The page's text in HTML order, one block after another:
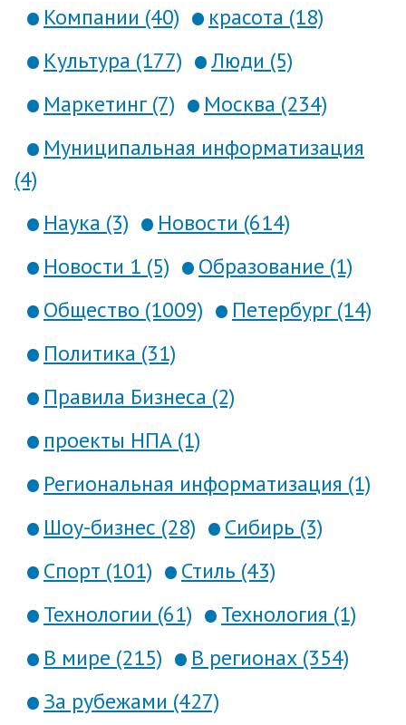
Компании (40)
красота (18)
Культура (177)
Люди (5)
Маркетинг (7)
Москва (234)
Муниципальная информатизация
(4)
Наука (3)
Новости (614)
Новости 1 (5)
Образование (1)
Общество (1009)
Петербург (14)
Политика (31)
Правила Бизнеса (2)
проекты НПА (1)
Региональная информатизация (1)
Шоу-бизнес (28)
Сибирь (3)
Спорт (101)
Стиль (43)
Технологии (61)
Технология (1)
В мире (215)
В регионах (354)
За рубежами (427)